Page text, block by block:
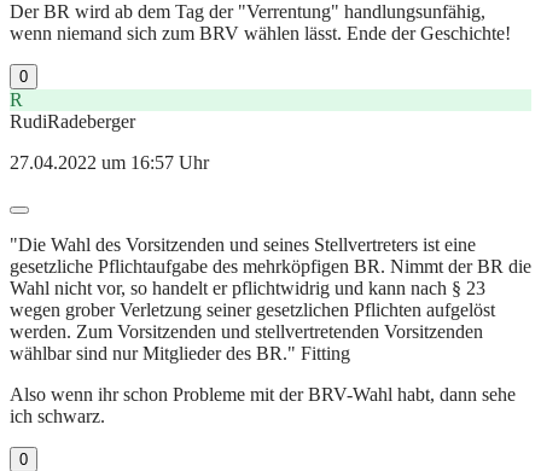
Der BR wird ab dem Tag der "Verrentung" handlungsunfähig,
wenn niemand sich zum BRV wählen lässt. Ende der Geschichte!
0
R
RudiRadeberger
27.04.2022 um 16:57 Uhr
"Die Wahl des Vorsitzenden und seines Stellvertreters ist eine
gesetzliche Pflichtaufgabe des mehrköpfigen BR. Nimmt der BR die
Wahl nicht vor, so handelt er pflichtwidrig und kann nach § 23
wegen grober Verletzung seiner gesetzlichen Pflichten aufgelöst
werden. Zum Vorsitzenden und stellvertretenden Vorsitzenden
wählbar sind nur Mitglieder des BR." Fitting
Also wenn ihr schon Probleme mit der BRV-Wahl habt, dann sehe
ich schwarz.
0